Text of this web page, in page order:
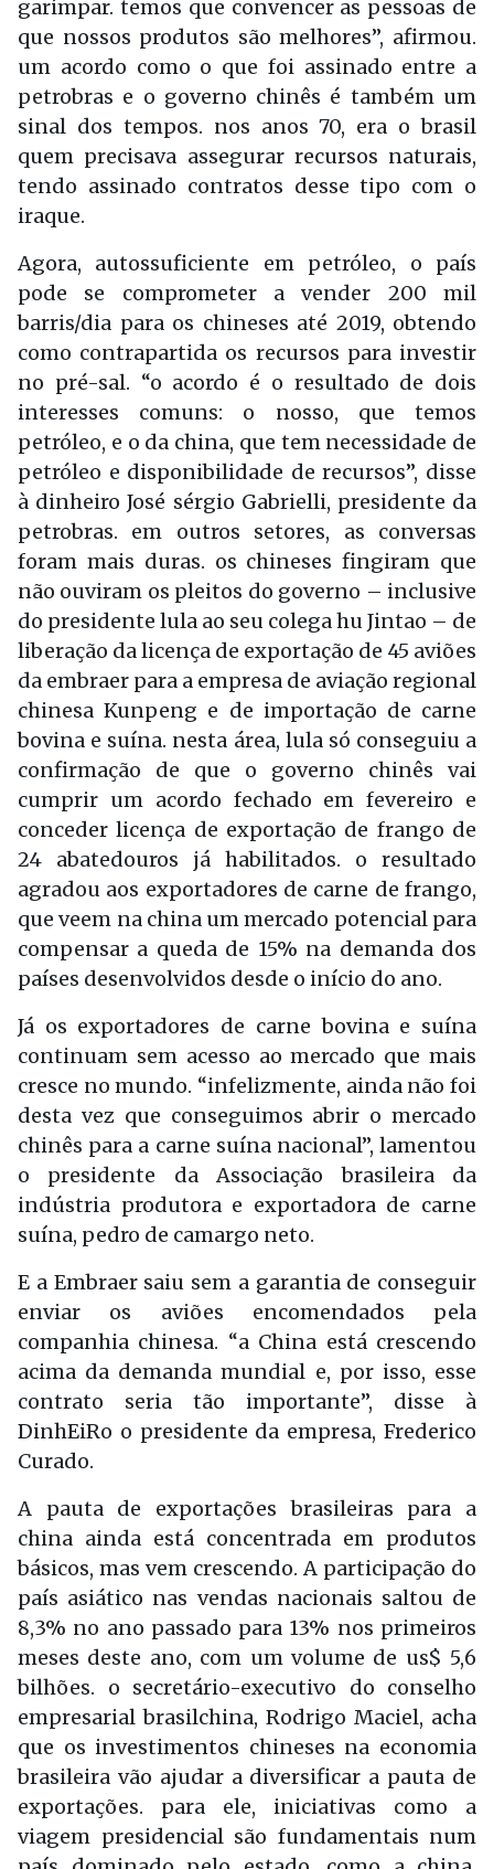
garimpar. temos que convencer as pessoas de
que nossos produtos são melhores”, afirmou.
um acordo como o que foi assinado entre a
petrobras e o governo chinês é também um
sinal dos tempos. nos anos 70, era o brasil
quem precisava assegurar recursos naturais,
tendo assinado contratos desse tipo com o
iraque.
Agora, autossuficiente em petróleo, o país
pode se comprometer a vender 200 mil
barris/dia para os chineses até 2019, obtendo
como contrapartida os recursos para investir
no pré-sal. “o acordo é o resultado de dois
interesses comuns: o nosso, que temos
petróleo, e o da china, que tem necessidade de
petróleo e disponibilidade de recursos”, disse
à dinheiro José sérgio Gabrielli, presidente da
petrobras. em outros setores, as conversas
foram mais duras. os chineses fingiram que
não ouviram os pleitos do governo – inclusive
do presidente lula ao seu colega hu Jintao – de
liberação da licença de exportação de 45 aviões
da embraer para a empresa de aviação regional
chinesa Kunpeng e de importação de carne
bovina e suína. nesta área, lula só conseguiu a
confirmação de que o governo chinês vai
cumprir um acordo fechado em fevereiro e
conceder licença de exportação de frango de
24 abatedouros já habilitados. o resultado
agradou aos exportadores de carne de frango,
que veem na china um mercado potencial para
compensar a queda de 15% na demanda dos
países desenvolvidos desde o início do ano.
Já os exportadores de carne bovina e suína
continuam sem acesso ao mercado que mais
cresce no mundo. “infelizmente, ainda não foi
desta vez que conseguimos abrir o mercado
chinês para a carne suína nacional”, lamentou
o presidente da Associação brasileira da
indústria produtora e exportadora de carne
suína, pedro de camargo neto.
E a Embraer saiu sem a garantia de conseguir
enviar os aviões encomendados pela
companhia chinesa. “a China está crescendo
acima da demanda mundial e, por isso, esse
contrato seria tão importante”, disse à
DinhEiRo o presidente da empresa, Frederico
Curado.
A pauta de exportações brasileiras para a
china ainda está concentrada em produtos
básicos, mas vem crescendo. A participação do
país asiático nas vendas nacionais saltou de
8,3% no ano passado para 13% nos primeiros
meses deste ano, com um volume de us$ 5,6
bilhões. o secretário-executivo do conselho
empresarial brasilchina, Rodrigo Maciel, acha
que os investimentos chineses na economia
brasileira vão ajudar a diversificar a pauta de
exportações. para ele, iniciativas como a
viagem presidencial são fundamentais num